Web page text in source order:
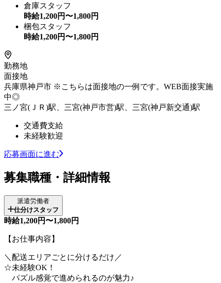
倉庫スタッフ
時給1,200円〜1,800円
梱包スタッフ
時給1,200円〜1,800円
勤務地
面接地
兵庫県神戸市 ※こちらは面接地の一例です。WEB面接実施
中◎
三ノ宮(ＪＲ)駅、三宮(神戸市営)駅、三宮(神戸新交通)駅
交通費支給
未経験歓迎
応募画面に進む
募集職種・詳細情報
派遣労働者
仕分けスタッフ
時給1,200円〜1,800円
【お仕事内容】
＼配送エリアごとに分けるだけ／
☆未経験OK！
パズル感覚で進められるのが魅力♪